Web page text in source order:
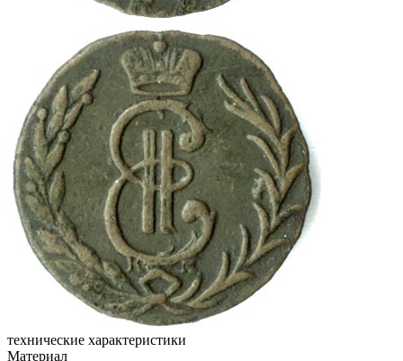
технические характеристики
Материал